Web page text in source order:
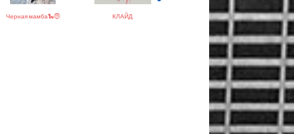
Черная мамба🐍😇 КЛАЙД